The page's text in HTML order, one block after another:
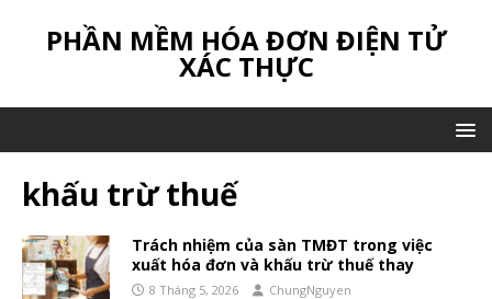
PHẦN MỀM HÓA ĐƠN ĐIỆN TỬ
XÁC THỰC
khấu trừ thuế
Trách nhiệm của sàn TMĐT trong việc
xuất hóa đơn và khấu trừ thuế thay
8 Tháng 5, 2026 ChungNguyen